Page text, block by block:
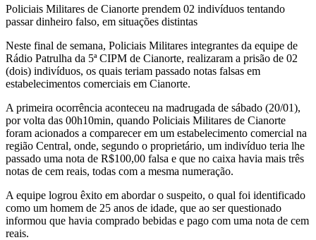
Policiais Militares de Cianorte prendem 02 indivíduos tentando
passar dinheiro falso, em situações distintas
Neste final de semana, Policiais Militares integrantes da equipe de
Rádio Patrulha da 5ª CIPM de Cianorte, realizaram a prisão de 02
(dois) indivíduos, os quais teriam passado notas falsas em
estabelecimentos comerciais em Cianorte.
A primeira ocorrência aconteceu na madrugada de sábado (20/01),
por volta das 00h10min, quando Policiais Militares de Cianorte
foram acionados a comparecer em um estabelecimento comercial na
região Central, onde, segundo o proprietário, um indivíduo teria lhe
passado uma nota de R$100,00 falsa e que no caixa havia mais três
notas de cem reais, todas com a mesma numeração.
A equipe logrou êxito em abordar o suspeito, o qual foi identificado
como um homem de 25 anos de idade, que ao ser questionado
informou que havia comprado bebidas e pago com uma nota de cem
reais.